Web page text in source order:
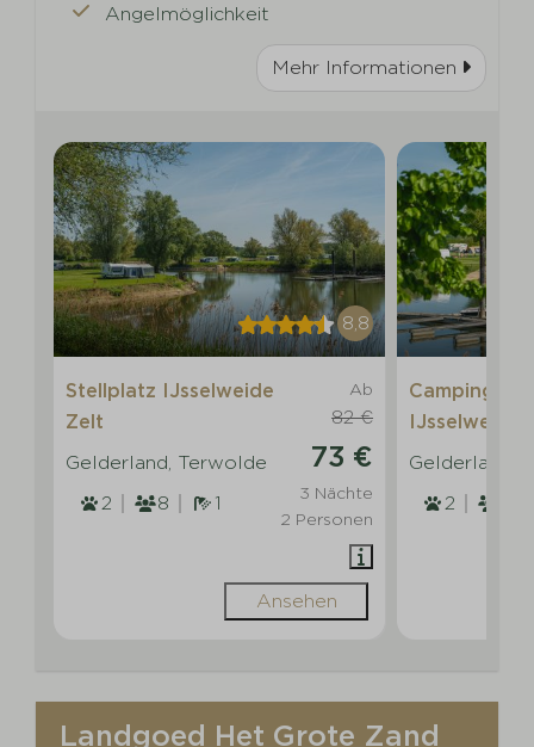
Angelmöglichkeit
Mehr Informationen
8,8
Ab
82 €
73 €
3 Nächte
2 Personen
Stellplatz IJsselweide
Zelt
Gelderland, Terwolde
2
8 1
Ansehen
IJsselweide
Gelderland,
2
Landgoed Het Grote Zand